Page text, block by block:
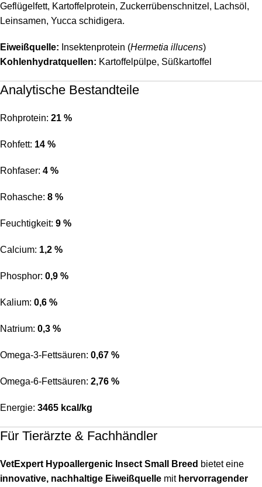
Geflügelfett, Kartoffelprotein, Zuckerrübenschnitzel, Lachsöl,
Leinsamen, Yucca schidigera.
Eiweißquelle: Insektenprotein (Hermetia illucens)
Kohlenhydratquellen: Kartoffelpülpe, Süßkartoffel
Analytische Bestandteile
Rohprotein: 21 %
Rohfett: 14 %
Rohfaser: 4 %
Rohasche: 8 %
Feuchtigkeit: 9 %
Calcium: 1,2 %
Phosphor: 0,9 %
Kalium: 0,6 %
Natrium: 0,3 %
Omega-3-Fettsäuren: 0,67 %
Omega-6-Fettsäuren: 2,76 %
Energie: 3465 kcal/kg
Für Tierärzte & Fachhändler
VetExpert Hypoallergenic Insect Small Breed bietet eine
innovative, nachhaltige Eiweißquelle mit hervorragender